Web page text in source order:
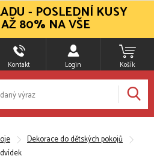
Kontakt Login Košík
Dekorace do dětských pokojů
- POSLEDNÍ KUSY
80% NA VŠE